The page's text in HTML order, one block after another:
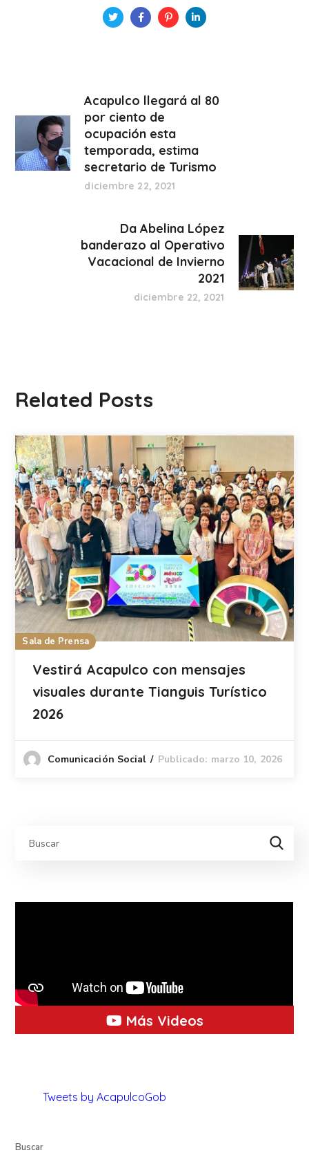
Acapulco llegará al 80
por ciento de
ocupación esta
temporada, estima
secretario de Turismo
diciembre 22, 2021
Da Abelina López
banderazo al Operativo
Vacacional de Invierno
2021
diciembre 22, 2021
Related Posts
Sala de Prensa
Vestirá Acapulco con mensajes
visuales durante Tianguis Turístico
2026
Comunicación Social Publicado: marzo 10, 2026
Más Videos
Tweets by AcapulcoGob
Buscar